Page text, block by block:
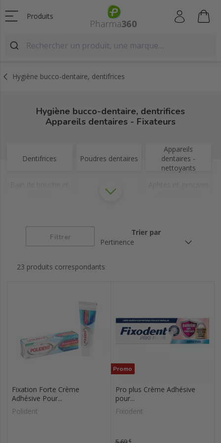
Produits
Hygiène bucco-dentaire, dentifrices
Hygiène bucco-dentaire, dentrifices
Appareils dentaires - Fixateurs
Dentifrices Poudres dentaires
Appareils
dentaires -
nettoyants
Haleine
interdentaires
Filtrer
Trier par
23 produits correspondants
Fixation Forte Crème
Adhésive Pour...
Polident
Promo
Pro plus Crème Adhésive
pour...
Fixodent
€